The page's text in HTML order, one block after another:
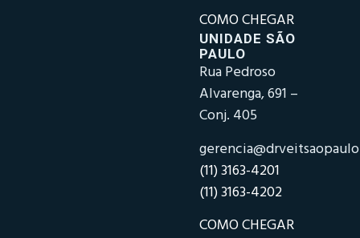
COMO CHEGAR
UNIDADE SÃO
PAULO
Rua Pedroso
Alvarenga, 691 –
Conj. 405
(11) 3163-4201
(11) 3163-4202
COMO CHEGAR